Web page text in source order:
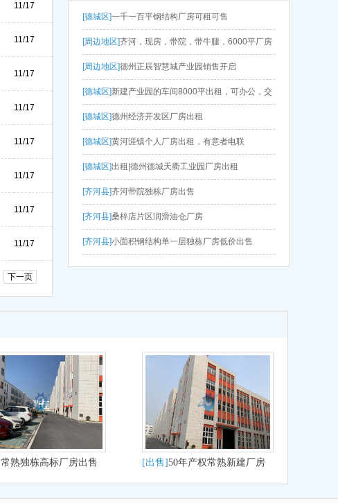
11/17
11/17
11/17
11/17
11/17
11/17
11/17
11/17
下一页
[德城区]一千一百平钢结构厂房可租可售
[周边地区]齐河，现房，带院，带牛腿，6000平厂房
出售 层高9.5
[周边地区]德州正辰智慧城产业园销售开启
[德城区]新建产业园的车间8000平出租，可办公，交
通便利
[德城区]德州经济开发区厂房出租
[德城区]黄河涯镇个人厂房出租，有意者电联
[德城区]出租|德州德城天衢工业园厂房出租
[齐河县]齐河带院独栋厂房出售
[齐河县]桑梓店片区润滑油仓厂房
[齐河县]小面积钢结构单一层独栋厂房低价出售
常熟独栋高标厂房出售
[出售]50年产权常熟新建厂房
1800至9000非中介